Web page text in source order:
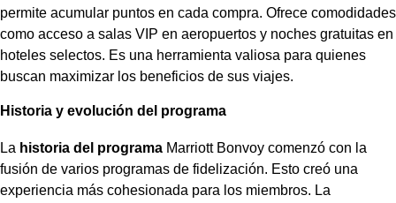
permite acumular puntos en cada compra. Ofrece comodidades
como acceso a salas VIP en aeropuertos y noches gratuitas en
hoteles selectos. Es una herramienta valiosa para quienes
buscan maximizar los beneficios de sus viajes.
Historia y evolución del programa
La historia del programa Marriott Bonvoy comenzó con la
fusión de varios programas de fidelización. Esto creó una
experiencia más cohesionada para los miembros. La